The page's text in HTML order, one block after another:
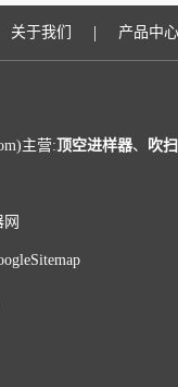
关于我们 | 产品中心
主营:顶空进样器、 吹